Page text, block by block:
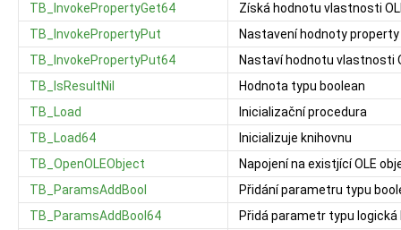
TB_InvokePropertyGet64
Získá hodnotu vlastnosti
TB_InvokePropertyPut
Nastavení hodnoty property
TB_InvokePropertyPut64
Nastaví hodnotu vlastnosti
TB_IsResultNil
Hodnota typu boolean
TB_Load
Inicializační procedura
TB_Load64
Inicializuje knihovnu
TB_OpenOLEObject
Napojení na existjící OLE
TB_ParamsAddBool
Přidání parametru typu
TB_ParamsAddBool64
Přidá parametr typu